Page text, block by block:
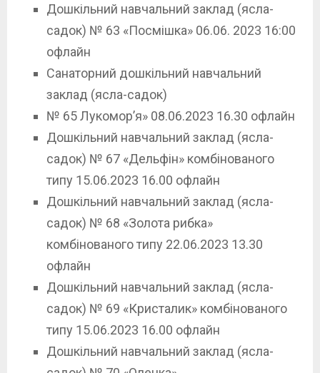
Дошкільний навчальний заклад (ясла-
садок) № 63 «Посмішка» 06.06. 2023 16:00
офлайн
Санаторний дошкільний навчальний
заклад (ясла-садок)
№ 65 Лукомор’я» 08.06.2023 16.30 офлайн
Дошкільний навчальний заклад (ясла-
садок) № 67 «Дельфін» комбінованого
типу 15.06.2023 16.00 офлайн
Дошкільний навчальний заклад (ясла-
садок) № 68 «Золота рибка»
комбінованого типу 22.06.2023 13.30
офлайн
Дошкільний навчальний заклад (ясла-
садок) № 69 «Кристалик» комбінованого
типу 15.06.2023 16.00 офлайн
Дошкільний навчальний заклад (ясла-